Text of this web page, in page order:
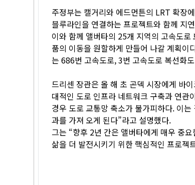
주정부는 캘거리와 에드먼튼의 LRT 확장
블루라인을 연결하는 프로젝트와 함께 지
이와 함께 앨버타의 25개 지역의 고속도
품의 이동을 원할하게 만들어 나갈 계획이
는 686번 고속도로, 3번 고속도로 복선화
드리센 장관은 올 해 초 곤덱 시장에게 바
대적인 도로 인프라 네트워크 구축과 연관
경우 도로 교통망 축소가 불가피하다. 이
과를 가져 오게 된다”라고 설명했다.
그는 “향후 2년 간은 앨버타에게 매우 중
삶을 더 발전시키기 위한 핵심적인 프로젝